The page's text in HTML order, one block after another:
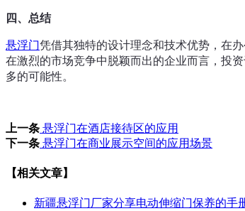
四、总结
悬浮门凭借其独特的设计理念和技术优势，在
在激烈的市场竞争中脱颖而出的企业而言，投
多的可能性。
上一条 悬浮门在酒店接待区的应用
下一条 悬浮门在商业展示空间的应用场景
【相关文章】
新疆悬浮门厂家分享电动伸缩门保养的手